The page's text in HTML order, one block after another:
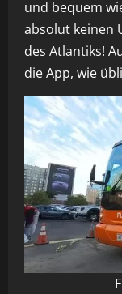
und bequem
absolut keinen
des Atlantiks!
die App, wie